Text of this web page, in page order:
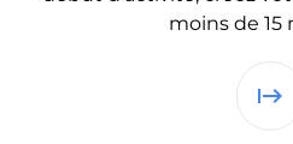
moins de 15
start